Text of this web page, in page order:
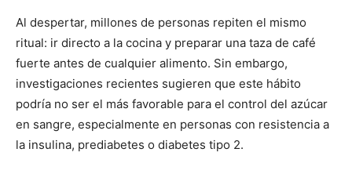
Al despertar, millones de personas repiten el mismo
ritual: ir directo a la cocina y preparar una taza de café
fuerte antes de cualquier alimento. Sin embargo,
investigaciones recientes sugieren que este hábito
podría no ser el más favorable para el control del azúcar
en sangre, especialmente en personas con resistencia a
la insulina, prediabetes o diabetes tipo 2.